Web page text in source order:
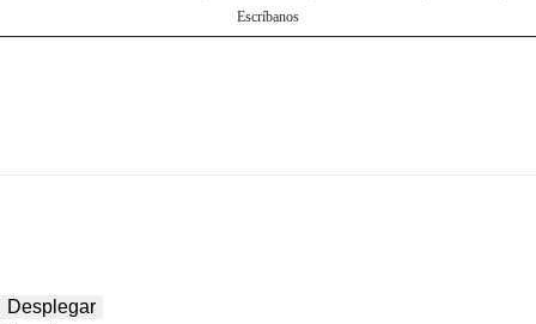
Escríbanos
Desplegar